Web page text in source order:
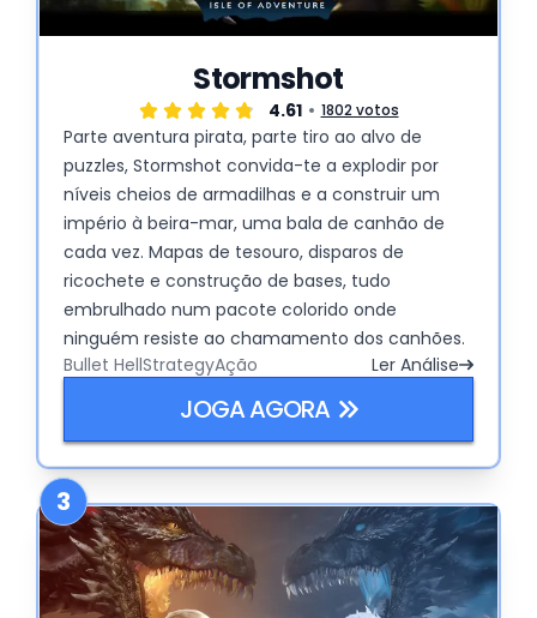
Stormshot
4.61 1802 votos
Parte aventura pirata, parte tiro ao alvo de
puzzles, Stormshot convida-te a explodir por
níveis cheios de armadilhas e a construir um
império à beira-mar, uma bala de canhão de
cada vez. Mapas de tesouro, disparos de
ricochete e construção de bases, tudo
embrulhado num pacote colorido onde
ninguém resiste ao chamamento dos canhões.
Bullet HellStrategyAção Ler Análise
JOGA AGORA
3